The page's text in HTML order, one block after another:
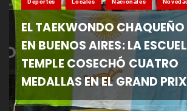
EL TAEKWONDO CHAQUEÑO
EN BUENOS AIRES: LA
TEMPLE COSECHÓ CUATRO
MEDALLAS EN EL GRAND